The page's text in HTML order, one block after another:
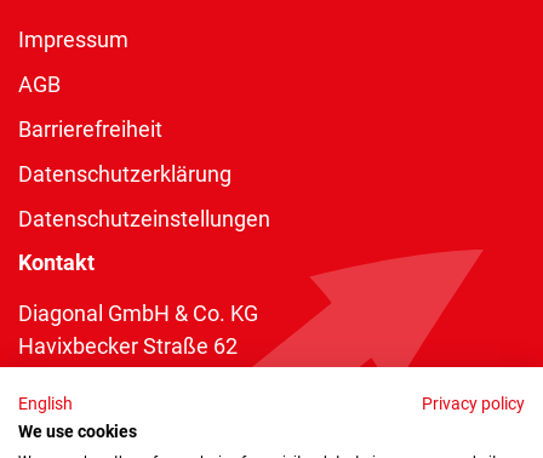
Impressum
AGB
Barrierefreiheit
Datenschutzerklärung
Datenschutzeinstellungen
Kontakt
Diagonal GmbH & Co. KG
Havixbecker Straße 62
Telefon:+49 2534 970 216
English
Privacy policy
We use cookies